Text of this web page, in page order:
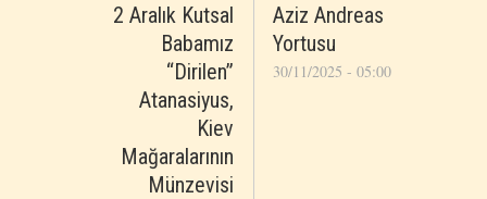
2 Aralık Kutsal
Babamız
“Dirilen”
Atanasiyus,
Kiev
Mağaralarının
Münzevisi
Aziz Andreas
Yortusu
30/11/2025 - 05:00